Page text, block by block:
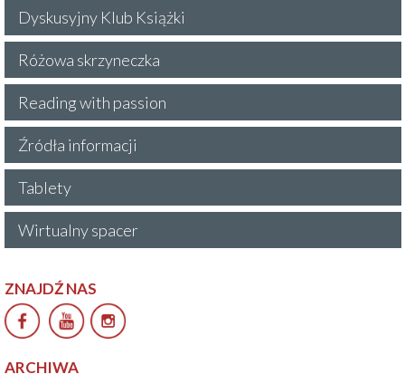
Dyskusyjny Klub Książki
Różowa skrzyneczka
Reading with passion
Źródła informacji
Tablety
Wirtualny spacer
ZNAJDŹ NAS
ARCHIWA